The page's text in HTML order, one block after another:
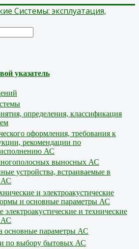
Системы: эксплуатация,
указатель
определения, классификация
оформления, требования к
рекомендации по
АС
выносных АС
устройства, встраиваемые в
АС
и электроакустические
и основные параметры АС
и технические
АС
основные параметры АС
по выбору бытовых АС